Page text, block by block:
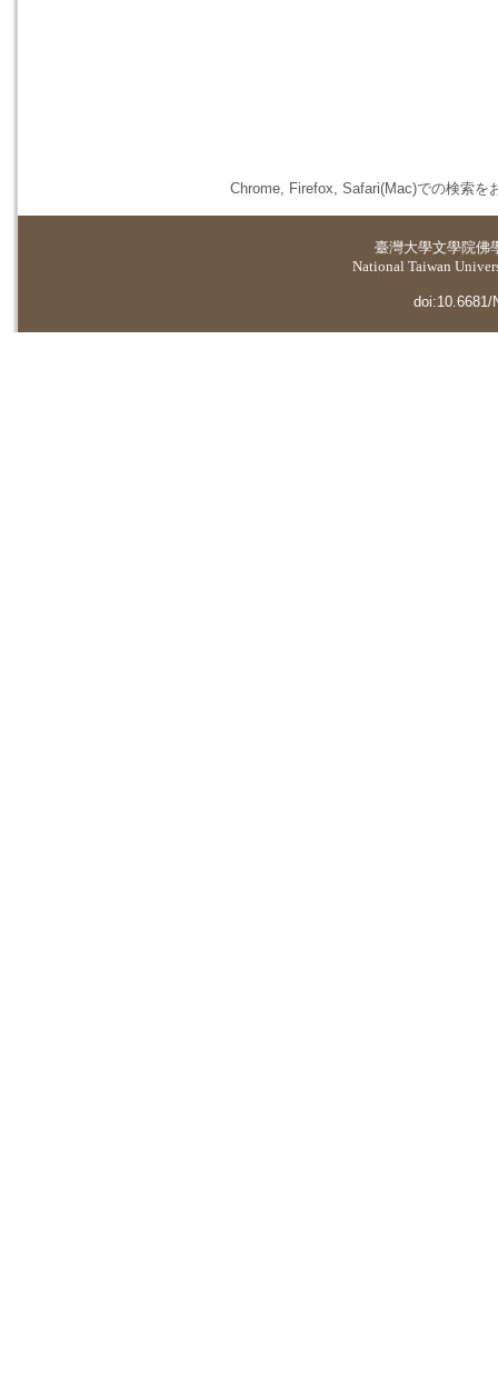
Chrome, Firefox, Safari(Mac)での検索を
臺灣大學文學院佛
National Taiwan
doi:10.6681/